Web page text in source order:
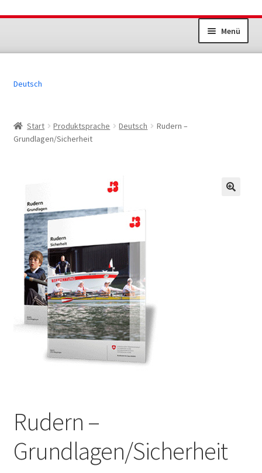
Zur
springen
Zum
springen
Menü
Jugend+Sport
Erwachsenensport
Deutsch
Start Produktsprache Deutsch
Rudern –
Grundlagen/Sicherheit
Rudern –
Grundlagen/Sicherheit